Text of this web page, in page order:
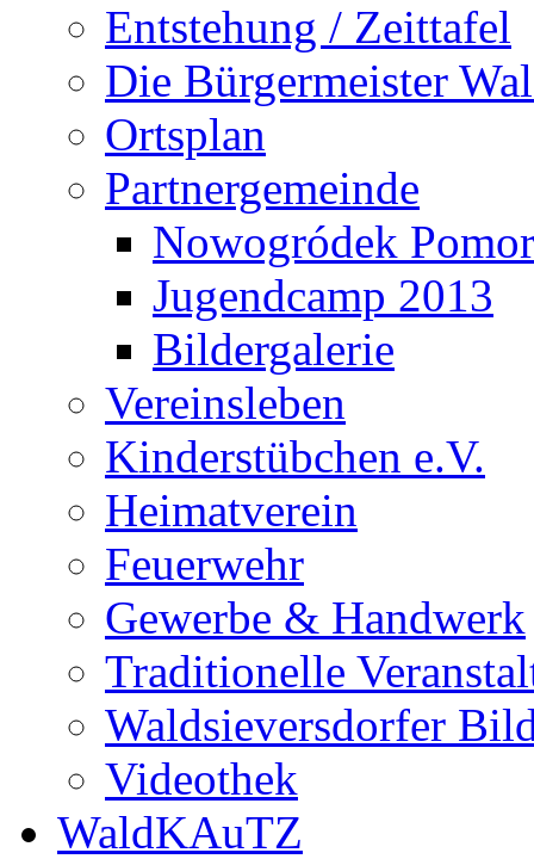
Entstehung / Zeittafel
Die Bürgermeister
Ortsplan
Partnergemeinde
Nowogródek
Jugendcamp 2013
Bildergalerie
Vereinsleben
Kinderstübchen e.V.
Heimatverein
Feuerwehr
Gewerbe & Handwerk
Traditionelle
Waldsieversdorfer
Videothek
WaldKAuTZ